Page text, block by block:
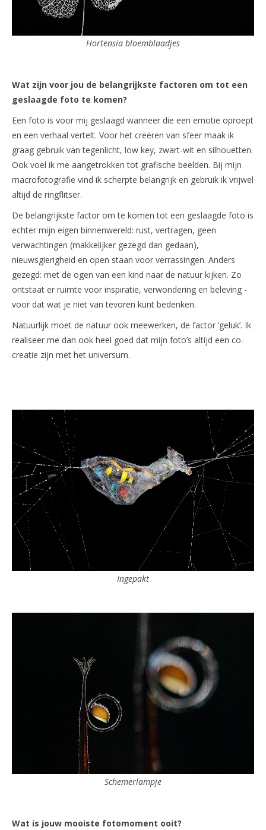
Hortensia bloemblaadjes
Wat zijn voor jou de belangrijkste factoren om tot een
geslaagde foto te komen?
Een foto is voor mij geslaagd wanneer die een emotie oproept
en een verhaal vertelt. Voor het creëren van sfeer maak ik
graag gebruik van tegenlicht, low key, zwart-wit en silhouetten.
Ook voel ik me aangetrokken tot grafische beelden. Bij mijn
macrofotografie vind ik scherpte belangrijk en gebruik ik vrijwel
altijd de ringflitser.
De belangrijkste factor om te komen tot een geslaagde foto is
echter mijn eigen binnenwereld: rust, vertragen, geen
verwachtingen (makkelijker gezegd dan gedaan),
nieuwsgierigheid en open staan voor verrassingen. Anders
gezegd: met de ogen van een kind naar de natuur kijken. Zo
ontstaat er ruimte voor inspiratie, verwondering en beleving -
voor dat wat je niet van tevoren kunt bedenken.
Natuurlijk moet de natuur ook meewerken, de factor ‘geluk’. Ik
realiseer me dan ook heel goed dat mijn foto’s altijd een co-
creatie zijn met het universum.
Ingepakt
Schemerlampje
Wat is jouw mooiste fotomoment ooit?